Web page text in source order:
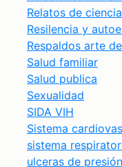
Relatos de
Resilencia y
Respaldos arte
Salud familiar
Salud publica
Sexualidad
SIDA VIH
Sistema
sistema
ulceras de